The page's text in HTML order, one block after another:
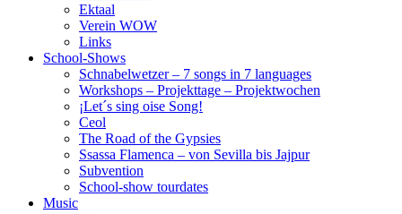
Ektaal
Verein WOW
Links
School-Shows
Schnabelwetzer – 7 songs in 7 languages
Workshops – Projekttage – Projektwochen
¡Let´s sing oise Song!
Ceol
The Road of the Gypsies
Ssassa Flamenca – von Sevilla bis Jajpur
Subvention
School-show tourdates
Music